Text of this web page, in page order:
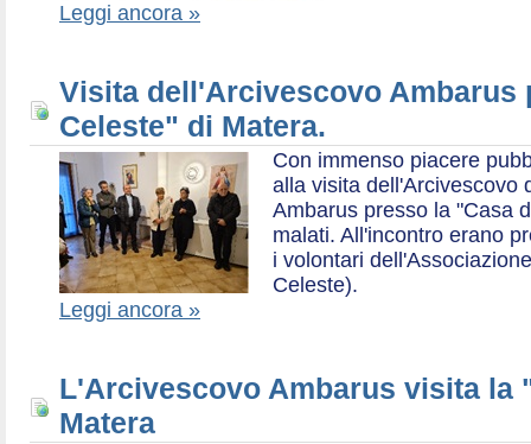
Leggi ancora »
Visita dell'Arcivescovo Ambarus
Celeste" di Matera.
Con immenso piacere
alla visita dell'Arcivescovo
Ambarus presso la "Casa
malati. All'incontro erano
i volontari
Celeste).
Leggi ancora »
L'Arcivescovo Ambarus visita la
Matera